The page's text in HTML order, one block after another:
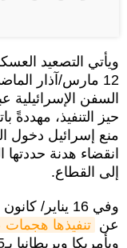
ويأتي التصعيد
12 مارس/آذار
السفن الإسرائيلية
حيز التنفيذ،
منع إسرائيل دخول
إلى القطاع.
وفي 16
عن تنفيذها